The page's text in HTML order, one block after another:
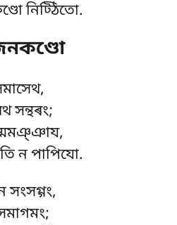
নিট্ঠিতো.
সন্থৰং;
ন পাপিযো.